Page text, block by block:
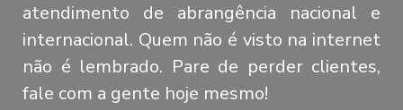
atendimento de abrangência nacional e
internacional. Quem não é visto na internet
não é lembrado. Pare de perder clientes,
fale com a gente hoje mesmo!